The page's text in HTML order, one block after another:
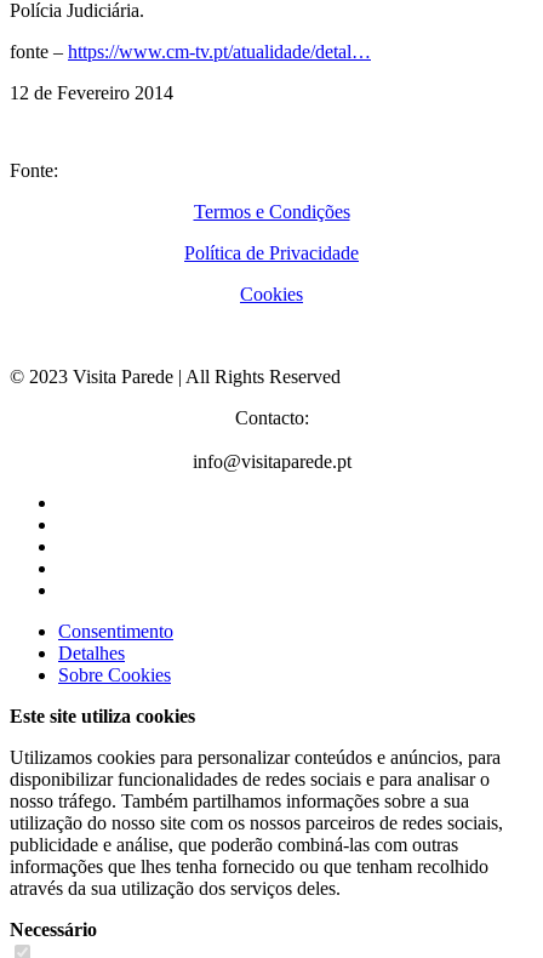
Polícia Judiciária.
fonte – https://www.cm-tv.pt/atualidade/detal…
12 de Fevereiro 2014
Fonte:
Termos e Condições
Política de Privacidade
Cookies
© 2023 Visita Parede | All Rights Reserved
Contacto:
info@visitaparede.pt
Consentimento
Detalhes
Sobre Cookies
Este site utiliza cookies
Utilizamos cookies para personalizar conteúdos e anúncios, para
disponibilizar funcionalidades de redes sociais e para analisar o
nosso tráfego. Também partilhamos informações sobre a sua
utilização do nosso site com os nossos parceiros de redes sociais,
publicidade e análise, que poderão combiná-las com outras
informações que lhes tenha fornecido ou que tenham recolhido
através da sua utilização dos serviços deles.
Necessário